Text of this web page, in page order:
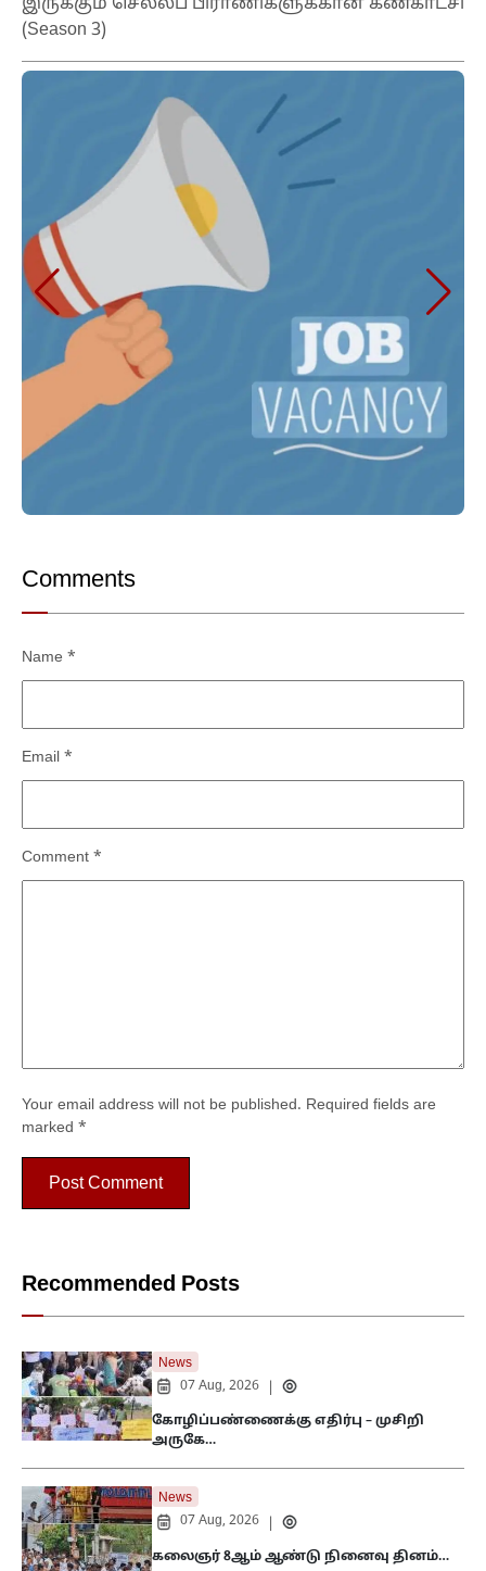
இருக்கும் செல்லப் பிராணிகளுக்கான கண்காட்சி
(Season 3)
Comments
Your email address will not be published. Required fields are
marked *
Comment *
Name *
Email *
Recommended Posts
News
07 Aug, 2026
கோழிப்பண்ணைக்கு எதிர்பு – முசிறி
அருகே…
News
07 Aug, 2026
கலைஞர் 8ஆம் ஆண்டு நினைவு தினம்…